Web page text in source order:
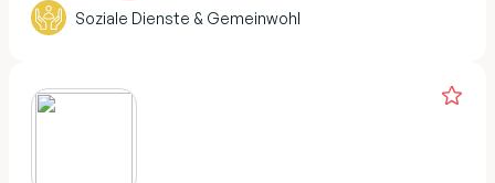
Soziale Dienste & Gemeinwohl